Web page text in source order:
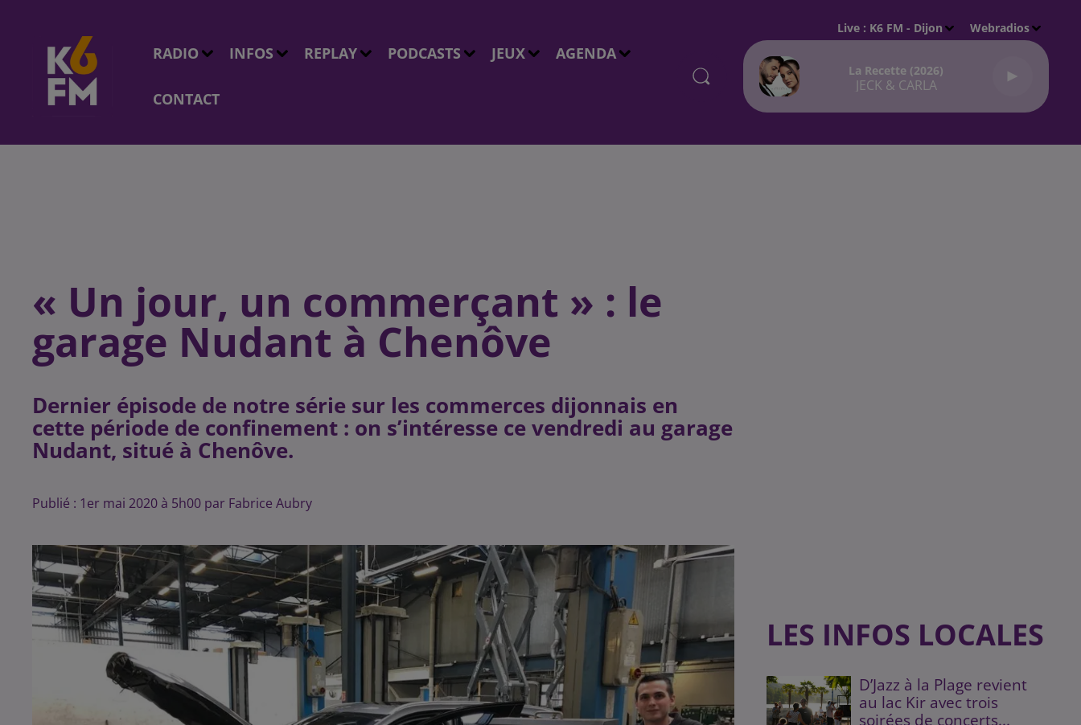
RADIO INFOS REPLAY PODCASTS JEUX AGENDA
CONTACT
Live : K6 FM - Dijon Webradios
La Recette (2026)
JECK & CARLA
« Un jour, un commerçant » : le
garage Nudant à Chenôve
Dernier épisode de notre série sur les commerces dijonnais en
cette période de confinement : on s’intéresse ce vendredi au garage
Nudant, situé à Chenôve.
Publié : 1er mai 2020 à 5h00 par Fabrice Aubry
LES INFOS LOCALES
D’Jazz à la Plage revient
au lac Kir avec trois
soirées de concerts...